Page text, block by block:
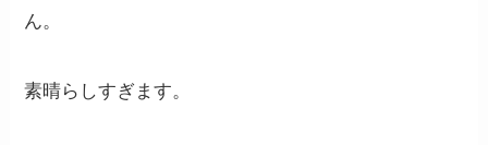
ん。
素晴らしすぎます。